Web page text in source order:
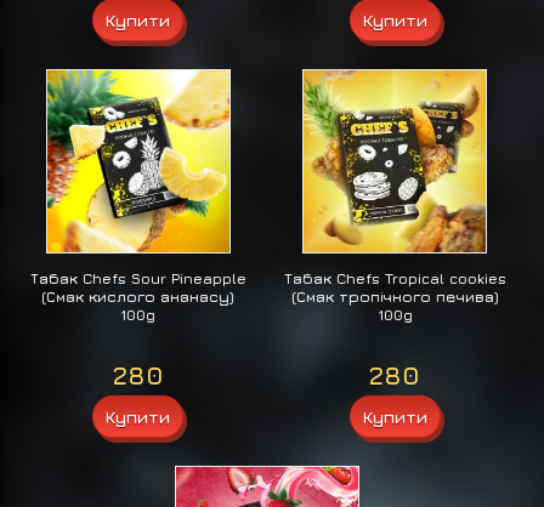
Табак Chefs Sour Pineapple
(Смак кислого ананасу)
100g
280
Табак Chefs Tropical cookies
(Смак тропічного печива)
100g
280